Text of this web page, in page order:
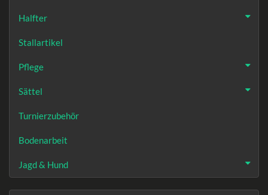
Halfter
Stallartikel
Pflege
Sättel
Turnierzubehör
Bodenarbeit
Jagd & Hund